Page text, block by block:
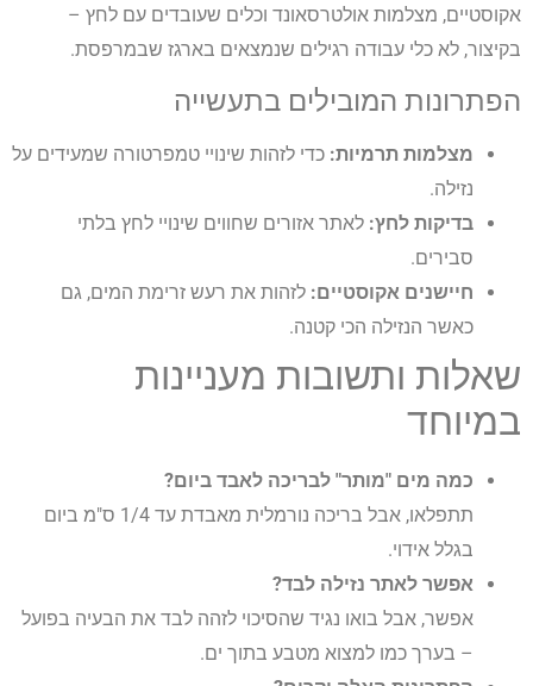
אקוסטיים, מצלמות אולטרסאונד וכלים שעובדים עם לחץ –
בקיצור, לא כלי עבודה רגילים שנמצאים בארגז שבמרפסת.
הפתרונות המובילים בתעשייה
מצלמות תרמיות: כדי לזהות שינויי טמפרטורה שמעידים על
נזילה.
בדיקות לחץ: לאתר אזורים שחווים שינויי לחץ בלתי
סבירים.
חיישנים אקוסטיים: לזהות את רעש זרימת המים, גם
כאשר הנזילה הכי קטנה.
שאלות ותשובות מעניינות
במיוחד
כמה מים "מותר" לבריכה לאבד ביום?
תתפלאו, אבל בריכה נורמלית מאבדת עד 1/4 ס"מ ביום
בגלל אידוי.
אפשר לאתר נזילה לבד?
אפשר, אבל בואו נגיד שהסיכוי לזהה לבד את הבעיה בפועל
– בערך כמו למצוא מטבע בתוך ים.